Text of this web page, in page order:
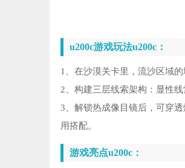
u200c游戏玩法u200c：
1、在沙漠关卡里，流沙区域
2、构建三层线索架构：显性
3、解锁热成像目镜后，可穿
用搭配。
游戏亮点u200c：